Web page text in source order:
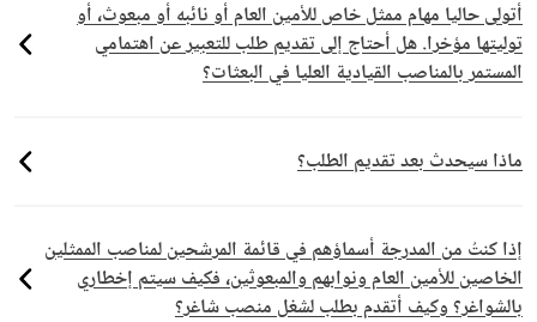
أتولى حاليا مهام ممثل خاص للأمين العام أو نائبه أو مبعوث، أو
توليتها مؤخرا. هل أحتاج إلى تقديم طلب للتعبير عن اهتمامي
المستمر بالمناصب القيادية العليا في البعثات؟
ماذا سيحدث بعد تقديم الطلب؟
إذا كنتُ من المدرجة أسماؤهم في قائمة المرشحين لمناصب الممثلين
الخاصين للأمين العام ونوابهم والمبعوثين، فكيف سيتم إخطاري
بالشواغر؟ وكيف أتقدم بطلب لشغل منصب شاغر؟